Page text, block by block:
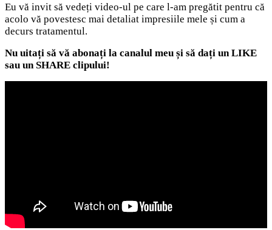
Eu vă invit să vedeți video-ul pe care l-am pregătit pentru că
acolo vă povestesc mai detaliat impresiile mele și cum a
decurs tratamentul.
Nu uitați să vă abonați la canalul meu și să dați un LIKE
sau un SHARE clipului!